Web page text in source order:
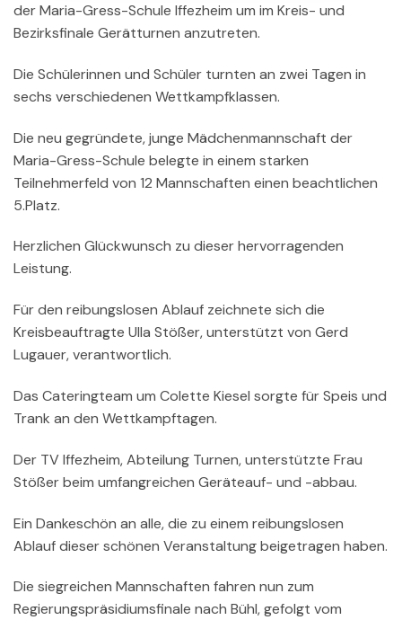
der Maria-Gress-Schule Iffezheim um im Kreis- und
Bezirksfinale Gerätturnen anzutreten.
Die Schülerinnen und Schüler turnten an zwei Tagen in
sechs verschiedenen Wettkampfklassen.
Die neu gegründete, junge Mädchenmannschaft der
Maria-Gress-Schule belegte in einem starken
Teilnehmerfeld von 12 Mannschaften einen beachtlichen
5.Platz.
Herzlichen Glückwunsch zu dieser hervorragenden
Leistung.
Für den reibungslosen Ablauf zeichnete sich die
Kreisbeauftragte Ulla Stößer, unterstützt von Gerd
Lugauer, verantwortlich.
Das Cateringteam um Colette Kiesel sorgte für Speis und
Trank an den Wettkampftagen.
Der TV Iffezheim, Abteilung Turnen, unterstützte Frau
Stößer beim umfangreichen Geräteauf- und -abbau.
Ein Dankeschön an alle, die zu einem reibungslosen
Ablauf dieser schönen Veranstaltung beigetragen haben.
Die siegreichen Mannschaften fahren nun zum
Regierungspräsidiumsfinale nach Bühl, gefolgt vom